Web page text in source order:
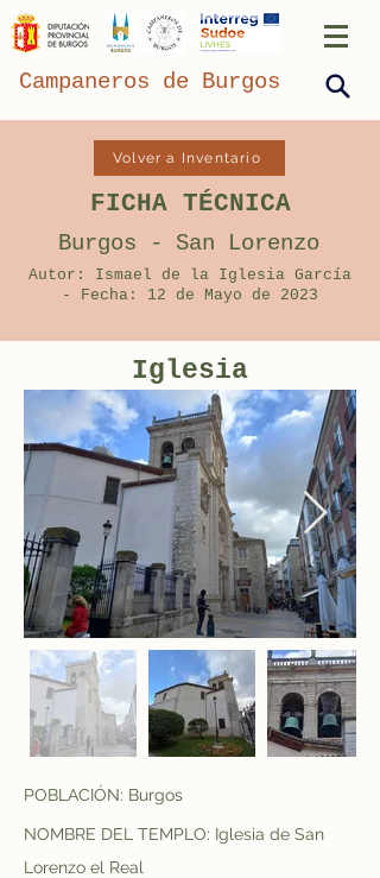
Campaneros de Burgos
Volver a Inventario
FICHA TÉCNICA
Burgos - San Lorenzo
Autor: Ismael de la Iglesia García
- Fecha: 12 de Mayo de 2023
Iglesia
POBLACIÓN: Burgos
NOMBRE DEL TEMPLO: Iglesia de San
Lorenzo el Real